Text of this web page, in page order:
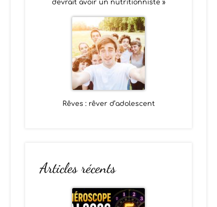
devrait avoir un nutritionniste »
Rêves : rêver d’adolescent
Articles récents